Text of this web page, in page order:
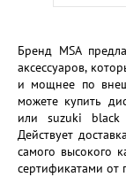
Бренд MSA
аксессуаров,
и мощнее по
можете купить
или suzuki black
Действует
самого высокого
сертификатами от